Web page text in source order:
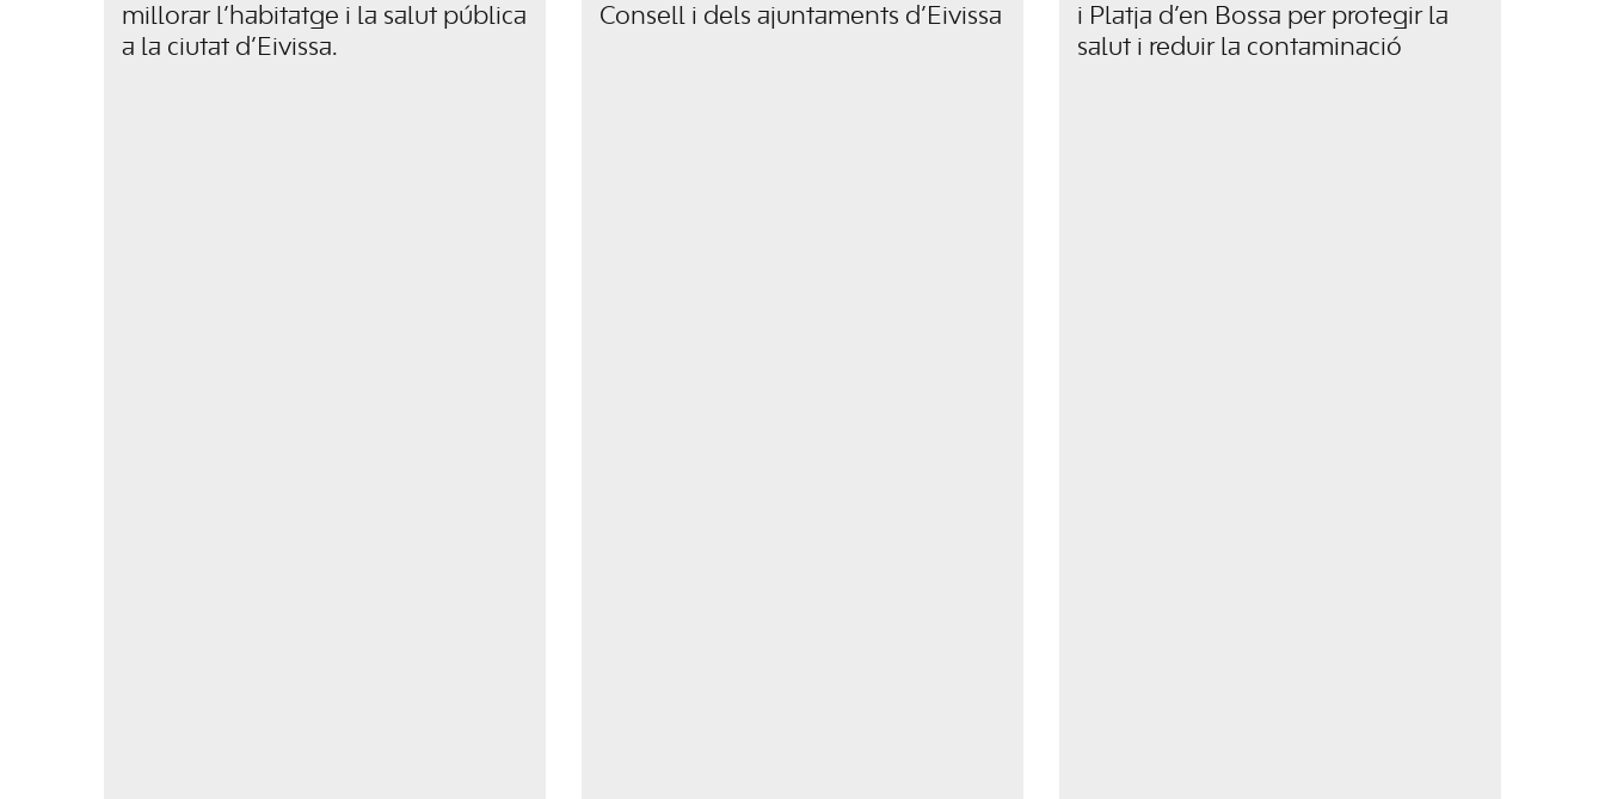
millorar l’habitatge i la salut pública
a la ciutat d’Eivissa.
Consell i dels ajuntaments d’Eivissa
i Platja d’en Bossa per protegir la
salut i reduir la contaminació